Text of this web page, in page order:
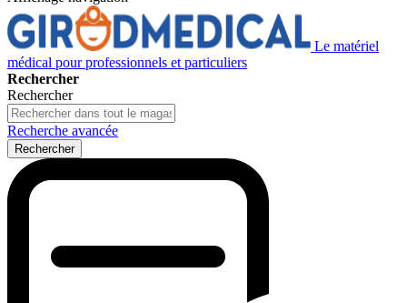
Le matériel
médical pour professionnels et particuliers
Rechercher
Rechercher
Recherche avancée
Rechercher